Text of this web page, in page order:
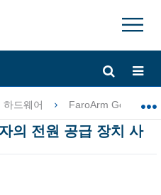
×
하드웨어 FaroArm Gold-
의 전원 공급 장치 사